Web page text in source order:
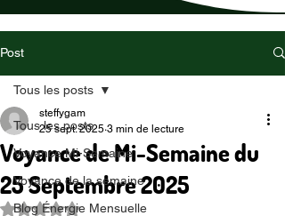
Post
Tous les posts
Voyance Mi-Semaine
Voyance de la semaine
Blog Énergie Mensuelle
Tous les posts
Voyance de Mi-Semaine du
25 Septembre 2025
steffygam
25 sept. 2025 3 min de lecture
Noté NaN étoiles sur 5.